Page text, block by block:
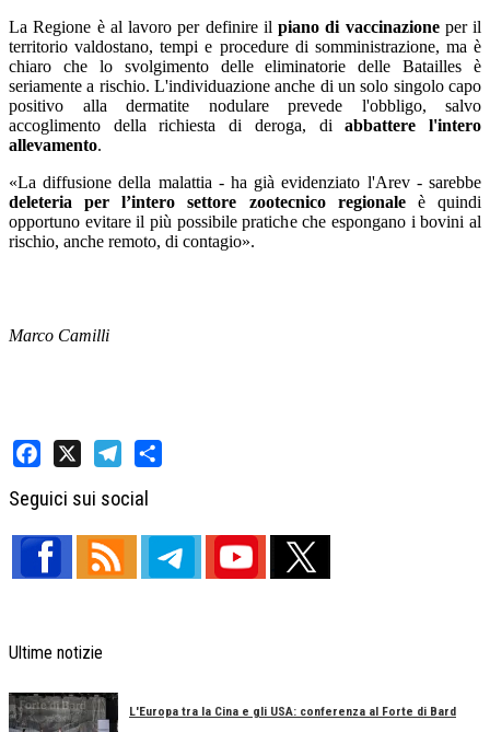
La Regione è al lavoro per definire il piano di vaccinazioneper il
territorio valdostano, tempi e procedure di somministrazione, ma è
chiaro che lo svolgimento delle eliminatorie delle Batailles è
seriamente a rischio. L'individuazione anche di un solo singolo capo
positivo alla dermatite nodulare prevede l'obbligo, salvo
accoglimento della richiesta di deroga, diabbattere l'intero
allevamento.
«La diffusione della malattia - ha già evidenziato l'Arev - sarebbe
deleteria per l’intero settore zootecnico regionaleè quindi
opportuno evitare il più possibile pratiche che espongano i bovini al
rischio, anche remoto, di contagio».
Marco Camilli
Seguici sui social
Ultime notizie
L'Europa tra la Cina e gli USA: conferenza al Forte di Bard